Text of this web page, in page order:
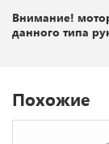
Внимание!
данного типа
Похожие